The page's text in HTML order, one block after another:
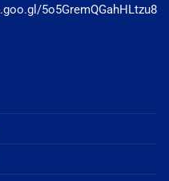
5o5GremQGahHLtzu8